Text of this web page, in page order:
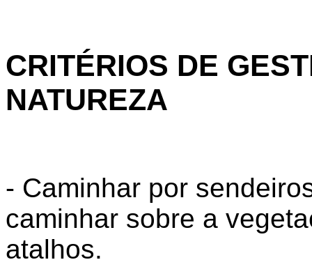
CRITÉRIOS DE
NATUREZA
- Caminhar por
caminhar sobre a
atalhos.